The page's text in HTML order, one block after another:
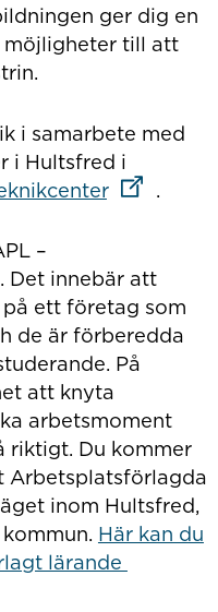
ger dig en
möjligheter till att
i samarbete med
i Hultsfred i
Länk till
.
–
Det innebär att
ett företag som
de är förberedda
På
att knyta
arbetsmoment
riktigt. Du kommer
Arbetsplatsförlagda
inom Hultsfred,
Här kan du
lärande